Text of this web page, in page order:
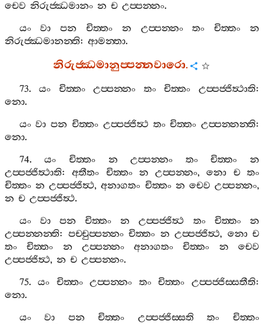
චෙව නිරුජ‍්ඣමානං න ච උප‍්පන‍්නං.
යං
වා පන චිත‍්තං න උප‍්පන‍්නං තං චිත‍්තං
න
නිරුජ‍්ඣමානන‍්ති: ආමන‍්තා.
නිරුජ‍්ඣමානුප‍්පන‍්නවාරො.
73.යං චිත‍්තං උප‍්පන‍්නං තං චිත‍්තං උප‍්පජ‍්ජිත්‍ථාති:
නො.
යං වා පන චිත‍්තං උප‍්පජ‍්ජිත්‍ථ තං චිත‍්තං උප‍්පන‍්නන‍්ති:
නො.
74.යං චිත‍්තං න උප‍්පන‍්නං තං චිත‍්තං
න
උප‍්පජ‍්ජිත්‍ථාති:අතීතං චිත‍්තං න උප‍්පන‍්නං,නො ච තං
චිත‍්තං න උප‍්පජ‍්ජිත්‍ථ,අනාගතං චිත‍්තං න චෙව උප‍්පන‍්නං,
න ච උප‍්පජ‍්ජිත්‍ථ.
යං
වා පන චිත‍්තං න උප‍්පජ‍්ජිත්‍ථ තං චිත‍්තං
න
උප‍්පන‍්නන‍්ති: පච‍්චුප‍්පන‍්නං චිත‍්තං න උප‍්පජ‍්ජිත්‍ථ, නො ච
තං
චිත‍්තං න උප‍්පන‍්නං අනාගතං චිත‍්තං න
චෙව
උප‍්පජ‍්ජිත්‍ථ, න ච උප‍්පන‍්නං.
75.යං චිත‍්තං උප‍්පන‍්නං තං චිත‍්තං උප‍්පජ‍්ජිස‍්සතීති:
නො.
යං
වා පන චිත‍්තං උප‍්පජ‍්ජිස‍්සති තං
චිත‍්තං